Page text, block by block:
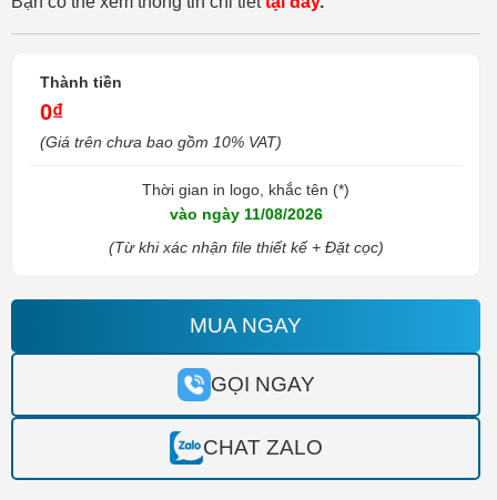
Thời gian in logo, khắc tên (*)
vào ngày 11/08/2026
(Từ khi xác nhận file thiết kế + Đặt cọc)
Thành tiền
0₫
(Giá trên chưa bao gồm 10% VAT)
MUA NGAY
GỌI NGAY
CHAT ZALO